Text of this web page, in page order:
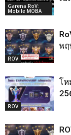
Garena RoV:
Mobile MOBA
ROV
พ
ROV
โห